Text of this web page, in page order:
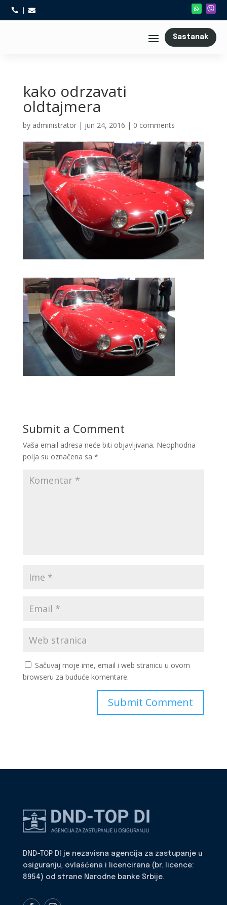
 
Sastanak
kako odrzavati
oldtajmera
by administrator| jun 24, 2016 | 0 comments
Submit a Comment
Vaša email adresa neće biti objavljivana. Neophodna
polja su označena sa *
Sačuvaj moje ime, email i web stranicu u ovom
browseru za buduće komentare.
DND-TOP DI je nezavisna agencija za zastupanje u
osiguranju, ovlašćena i licencirana (br. licence:
8954) od strane Narodne banke Srbije.